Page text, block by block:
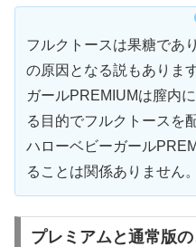
フルクトースは果糖であ
の原因となる説もありま
ガールPREMIUMは膣内
る目的でフルクトースを
ハローベビーガール
ることは関係ありません。
プレミアムと通常版